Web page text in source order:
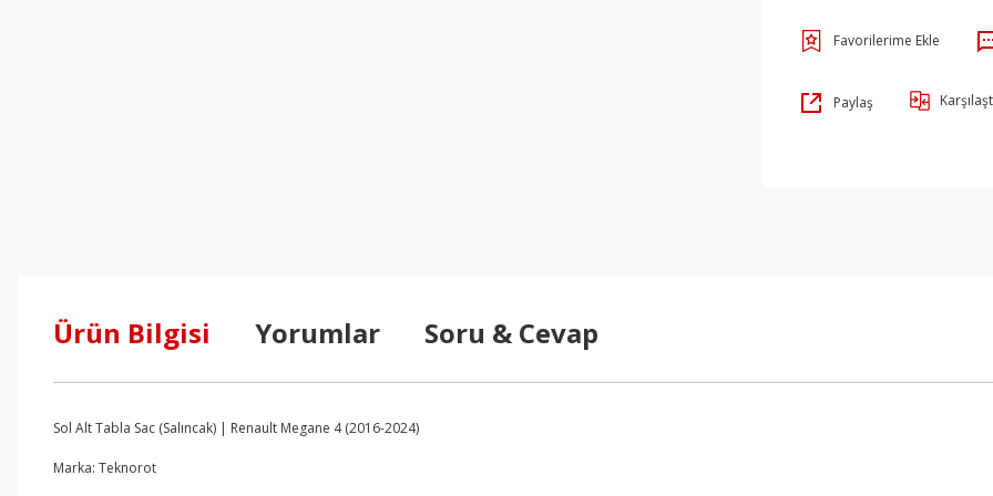
Paylaş
Ürün Bilgisi Yorumlar Soru & Cevap
Sol Alt Tabla Sac (Salıncak) | Renault Megane 4 (2016-2024)
Marka: Teknorot